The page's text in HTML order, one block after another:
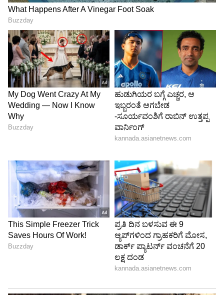
ಸಾಧ್ಯತೆ ಇದೆ. ನಿರುದ್ಯೋಗಿಗಳಿಗೆ ಅನಿರೀಕ್ಷಿತ ಉದ್ಯೋಗ
ಲಾಭಗಳು ಸಿಗುತ್ತವೆ. ಈ ಮೂರು ದಿನಗಳಲ್ಲಿ ಯಾವುದೇ
ನಿರ್ಧಾರಗಳನ್ನು ತೆಗೆದುಕೊಂಡರೂ, ಅವು ಕೆಲವು ದಿನಗಳಲ್ಲಿ
ಖಂಡಿತವಾಗಿಯೂ ಉತ್ತಮ ಫಲಿತಾಂಶಗಳನ್ನು ನೀಡುತ್ತವೆ.
ಆಸ್ತಿಗಳು ಒಟ್ಟಿಗೆ ಬರುತ್ತವೆ. ಆಸ್ತಿಗಳ ಮೌಲ್ಯವು
ಗಮನಾರ್ಹವಾಗಿ ಹೆಚ್ಚಾಗುತ್ತದೆ.
5
6
Image Credit :Asianet News
ಮಕರ
ಈ ರಾಶಿಯಲ್ಲಿ ಗಜಕೇಸರಿ ಯೋಗವು ರೂಪುಗೊಳ್ಳುವುದರಿಂದ
ರಾಜಪೂಜ್ಯ ಫಲ ದೊರೆಯುತ್ತದೆ. ಉದ್ಯೋಗದಲ್ಲಿ
ಪ್ರಯತ್ನಗಳಲ್ಲಿಯೂ ನಿಮಗೆ ಉತ್ತಮ ಯಶಸ್ಸು ಸಿಗುತ್ತದೆ.